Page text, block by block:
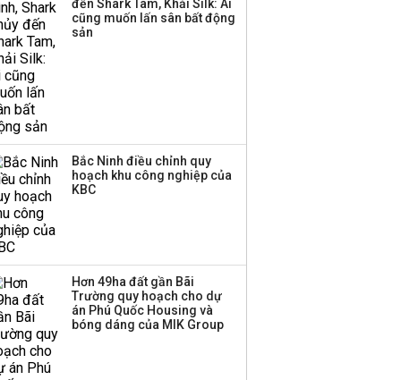
đến Shark Tam, Khải Silk: Ai
cũng muốn lấn sân bất động
sản
Bắc Ninh điều chỉnh quy
hoạch khu công nghiệp của
KBC
Hơn 49ha đất gần Bãi
Trường quy hoạch cho dự
án Phú Quốc Housing và
bóng dáng của MIK Group